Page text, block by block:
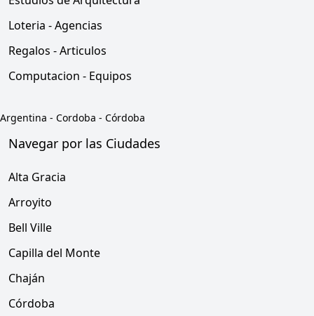
Loteria - Agencias
Regalos - Articulos
Computacion - Equipos
Argentina - Cordoba - Córdoba
Navegar por las Ciudades
Alta Gracia
Arroyito
Bell Ville
Capilla del Monte
Chaján
Córdoba